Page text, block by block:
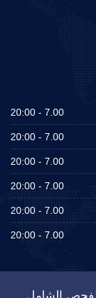
7.00 - 20:00
7.00 - 20:00
7.00 - 20:00
7.00 - 20:00
7.00 - 20:00
7.00 - 20:00